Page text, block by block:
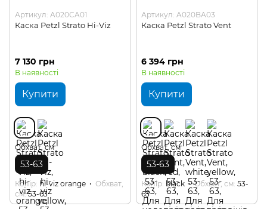
Артикул: A020CA01
Каска Petzl Strato Hi-Viz
7 130 грн
В наявності
Купити
Обхват, см
53-63
Колір hi-viz orange
Обхват,
см 53-63
Артикул: A020BA03
Каска Petzl Strato Vent
6 394 грн
В наявності
Купити
Обхват, см
53-63
Колір black Обхват, см 53-
63